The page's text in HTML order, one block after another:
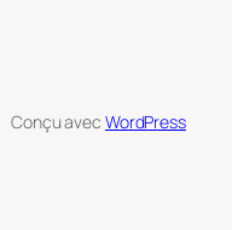
Conçu avec WordPress